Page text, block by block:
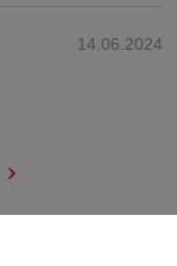
14.06.2024